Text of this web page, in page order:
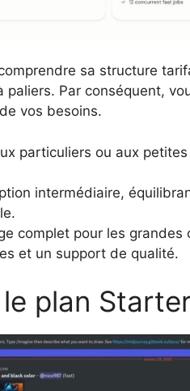
sa structure
Par conséquent,
vos besoins.
particuliers ou aux
intermédiaire,
complet pour les
et un support de qualité.
plan